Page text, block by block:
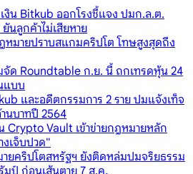
งิน Bitkub ออกโรงชี้แจง ปมก.ล.ต.
ยันลูกค้าไม่เสียหาย
หมายปราบสแกมคริปโต โทษสูงสุดถึง
จัด Roundtable ก.ย. นี้ ถกเทรดหุ้น 24
แบบ
และอดีตกรรมการ 2 ราย ปมแจ้งเท็จ
นบาทปี 2564
Crypto Vault เข้าข่ายกฎหมายหลัก
เจ็บปวด"
ยคริปโตสหรัฐฯ ยังติดหล่มปมจริยธรรม
มป์ ก่อนเส้นตาย 7 ส.ค.